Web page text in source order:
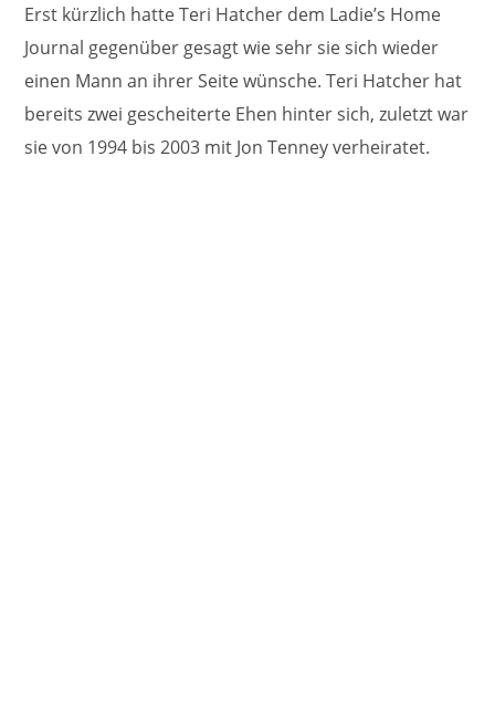
Erst kürzlich hatte Teri Hatcher dem Ladie’s Home
Journal gegenüber gesagt wie sehr sie sich wieder
einen Mann an ihrer Seite wünsche. Teri Hatcher hat
bereits zwei gescheiterte Ehen hinter sich, zuletzt war
sie von 1994 bis 2003 mit Jon Tenney verheiratet.